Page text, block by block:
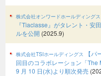
株式会社オンワードホールディングス
『Tiaclasse』がタレント・安
ルを公開 (2025.9)
株式会社TSIホールディングス
【パ
回目のコラボレーション「
9 月 10 日(水)より順次発売